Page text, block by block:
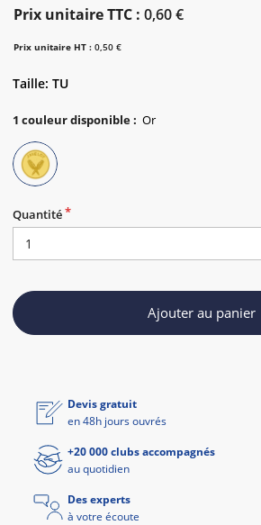
Prix unitaire TTC : 0,60 €
Prix unitaire HT : 0,50 €
Taille: TU
1 couleur disponible:
Quantité
Ajouter au panier
Devis gratuit
en 48h jours ouvrés
+20 000 clubs accompagnés
au quotidien
Des experts
à votre écoute